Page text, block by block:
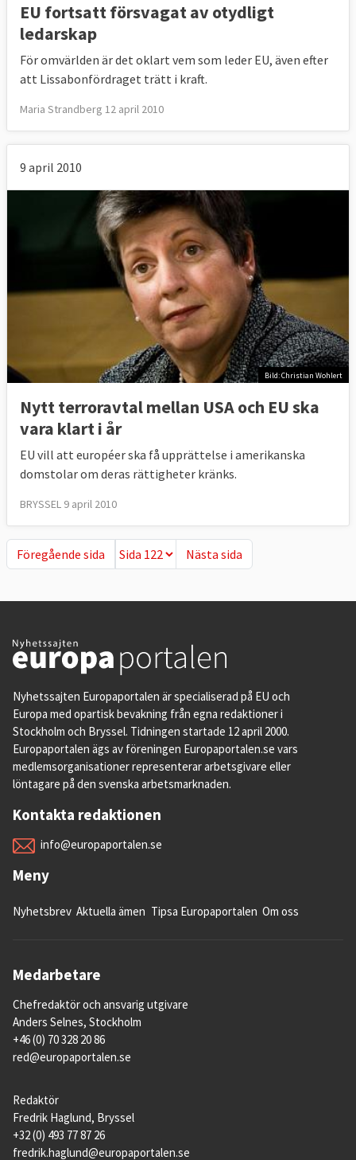
EU fortsatt försvagat av otydligt
ledarskap
För omvärlden är det oklart vem som leder EU, även efter
att Lissabonfördraget trätt i kraft.
Maria Strandberg 12 april 2010
9 april 2010
Bild: Christian Wohlert
Nytt terroravtal mellan USA och EU ska
vara klart i år
EU vill att européer ska få upprättelse i amerikanska
domstolar om deras rättigheter kränks.
BRYSSEL 9 april 2010
Föregående sida
Föregående sida Nästa sida
Nästa sida
Nyhetssajten Europaportalen är specialiserad på EU och
Europa med opartisk bevakning från egna redaktioner i
Stockholm och Bryssel. Tidningen startade 12 april 2000.
Europaportalen ägs av föreningen Europaportalen.se vars
medlemsorganisationer representerar arbetsgivare eller
löntagare på den svenska arbetsmarknaden.
Kontakta redaktionen
info@europaportalen.se
Meny
Nyhetsbrev Aktuella ämen Tipsa Europaportalen Om oss
Medarbetare
Chefredaktör och ansvarig utgivare
Anders Selnes, Stockholm
+46 (0) 70 328 20 86
red@europaportalen.se
Redaktör
Fredrik Haglund, Bryssel
+32 (0) 493 77 87 26
fredrik.haglund@europaportalen.se